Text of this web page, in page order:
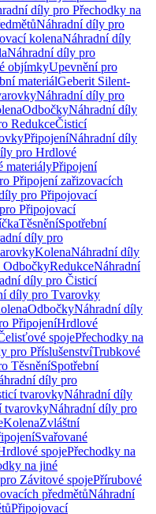
díly pro Přechodky na
Náhradní díly pro
kolenaNáhradní díly
Náhradní díly pro
objímkyUpevnění pro
materiálGeberit Silent-
Náhradní díly pro
OdbočkyNáhradní díly
RedukceČisticí
PřipojeníNáhradní díly
pro Hrdlové
materiályPřipojení
Připojení zařizovacích
pro Připojovací
Připojovací
TěsněníSpotřební
díly pro
KolenaNáhradní díly
OdbočkyRedukceNáhradní
díly pro Čisticí
díly pro Tvarovky
OdbočkyNáhradní díly
PřipojeníHrdlové
spojePřechodky na
pro PříslušenstvíTrubkové
TěsněníSpotřební
díly pro
tvarovkyNáhradní díly
tvarovkyNáhradní díly pro
KolenaZvláštní
Svařované
spojePřechodky na
na jiné
Závitové spojePřírubové
předmětůNáhradní
Připojovací